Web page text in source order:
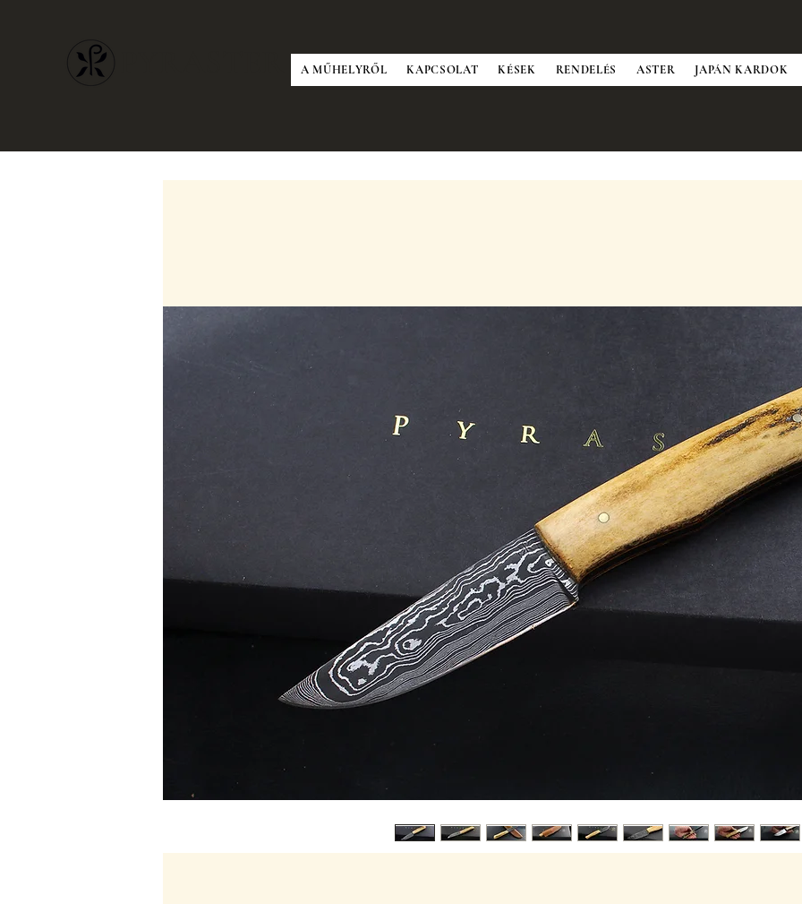
A MŰHELYRŐL KAPCSOLAT KÉSEK RENDELÉS ASTER JAPÁN KARDOK